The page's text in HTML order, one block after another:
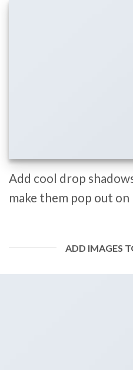
Add cool drop
make them pop out on
ADD IMAGES